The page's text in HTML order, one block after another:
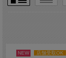
NEW 店舗受取OK